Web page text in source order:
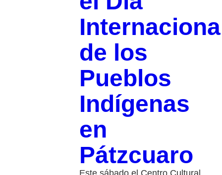
de los
Pueblos
Indígenas
en
Pátzcuaro